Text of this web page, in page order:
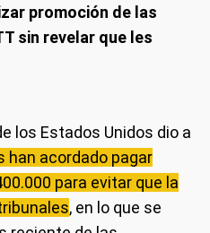
promoción de las
sin revelar que les
los Estados Unidos dio a
han acordado pagar
para evitar que la
, en lo que se